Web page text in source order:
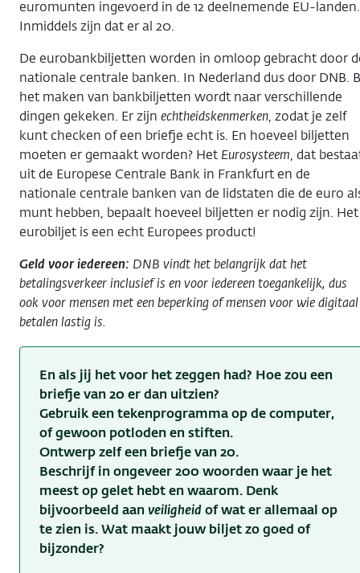
euromunten ingevoerd in de 12 deelnemende EU-landen.
Inmiddels zijn dat er al 20.
De eurobankbiljetten worden in omloop gebracht door
nationale centrale banken. In Nederland dus door DNB.
het maken van bankbiljetten wordt naar verschillende
dingen gekeken. Er zijn echtheidskenmerken, zodat je zelf
kunt checken of een briefje echt is. En hoeveel biljetten
moeten er gemaakt worden? Het Eurosysteem, dat
uit de Europese Centrale Bank in Frankfurt en de
nationale centrale banken van de lidstaten die de euro
munt hebben, bepaalt hoeveel biljetten er nodig zijn. Het
eurobiljet is een echt Europees product!
Geld voor iedereen: DNB vindt het belangrijk dat het
betalingsverkeer inclusief is en voor iedereen toegankelijk, dus
ook voor mensen met een beperking of mensen voor wie digitaal
betalen lastig is.
En als jij het voor het zeggen had? Hoe zou een
briefje van 20 er dan uitzien?
Gebruik een tekenprogramma op de computer,
of gewoon potloden en stiften.
Ontwerp zelf een briefje van 20.
Beschrijf in ongeveer 200 woorden waar je het
meest op gelet hebt en waarom. Denk
bijvoorbeeld aan veiligheid of wat er allemaal op
te zien is. Wat maakt jouw biljet zo goed of
bijzonder?